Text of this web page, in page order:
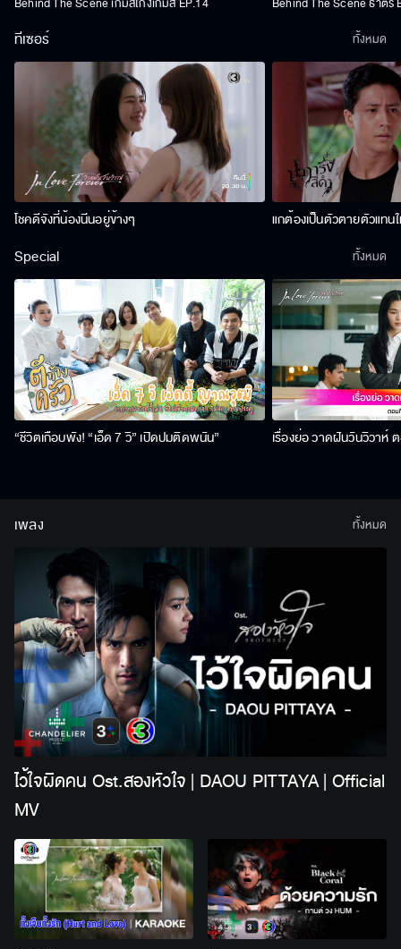
ทีเซอร์
โชคดีจังที่น้องนีนอยู่ข้างๆ แกต้องเป็นตัวตายตัวแทน
ทั้งหมด
Special
“ชีวิตเกือบพัง! “เอ็ด 7 วิ” เปิดปมติดพนัน” เรื่องย่อ วาดฝันวันวิวาห์
ทั้งหมด
เพลง
ไว้ใจผิดคน Ost.สองหัวใจ | DAOU PITTAYA | Official
MV
ทั้งหมด